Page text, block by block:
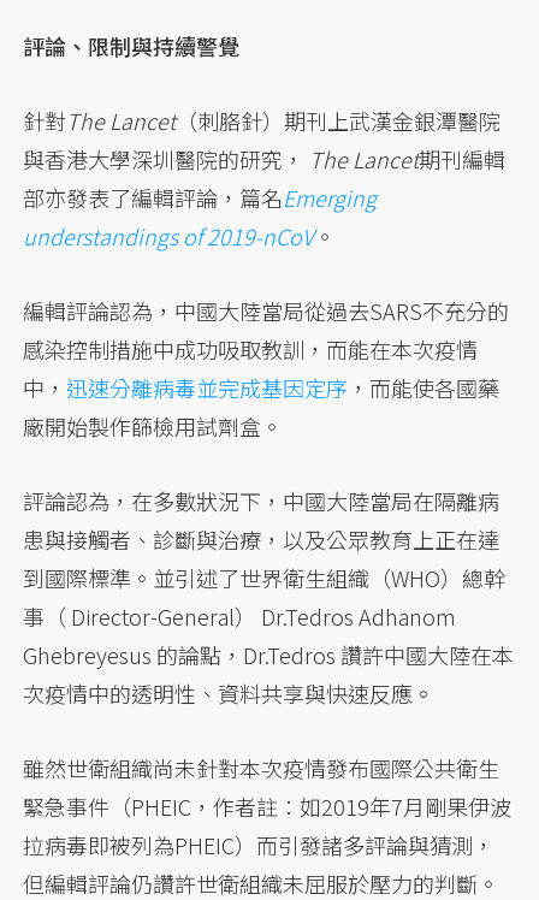
評論、限制與持續警覺
針對The Lancet（刺胳針）期刊上武漢金銀潭醫院
與香港大學深圳醫院的研究， The Lancet期刊編輯
部亦發表了編輯評論，篇名Emerging
understandings of 2019-nCoV。
編輯評論認為，中國大陸當局從過去SARS不充分的
感染控制措施中成功吸取教訓，而能在本次疫情
中， 迅速分離病毒並完成基因定序 ，而能使各國藥
廠開始製作篩檢用試劑盒。
評論認為，在多數狀況下，中國大陸當局在隔離病
患與接觸者、診斷與治療，以及公眾教育上正在達
到國際標準。並引述了世界衛生組織（WHO）總幹
事（ Director-General） Dr.Tedros Adhanom
Ghebreyesus 的論點，Dr.Tedros 讚許中國大陸在本
次疫情中的透明性、資料共享與快速反應。
雖然世衛組織尚未針對本次疫情發布國際公共衛生
緊急事件（PHEIC，作者註：如2019年7月剛果伊波
拉病毒即被列為PHEIC）而引發諸多評論與猜測，
但編輯評論仍讚許世衛組織未屈服於壓力的判斷。